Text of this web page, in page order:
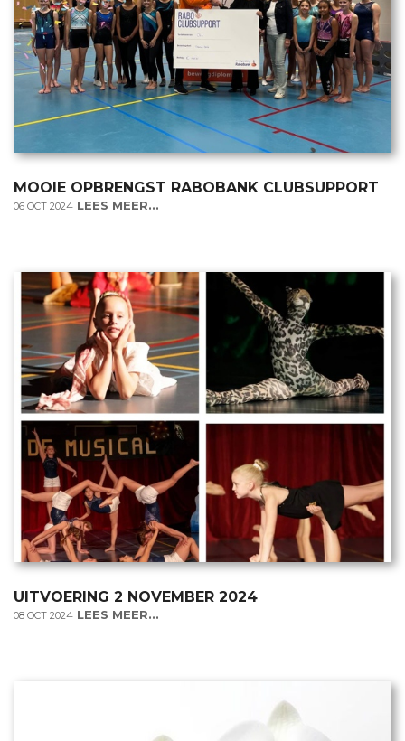
MOOIE OPBRENGST RABOBANK CLUBSUPPORT
06 OCT 2024 LEES MEER...
UITVOERING 2 NOVEMBER 2024
08 OCT 2024 LEES MEER...